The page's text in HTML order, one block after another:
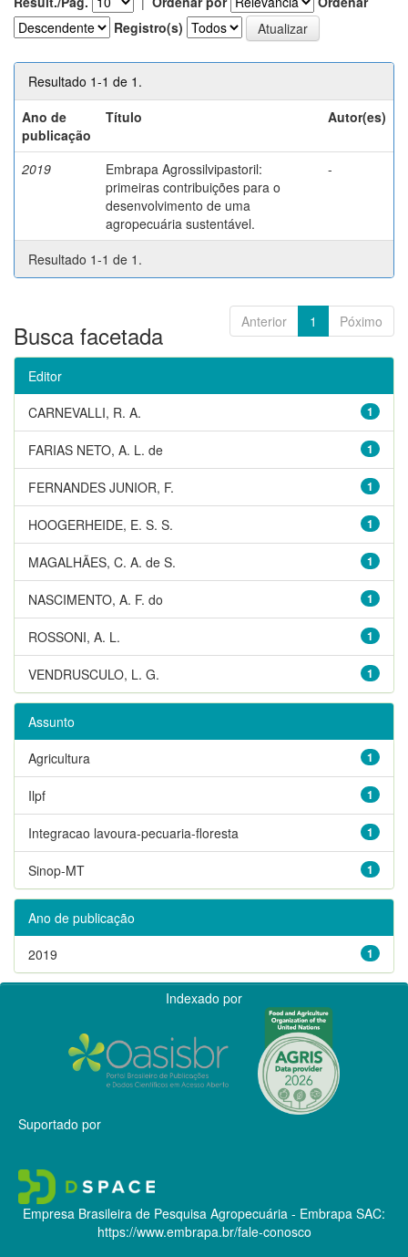
Registro(s)
Resultado 1-1 de 1.
Ano de
publicação
Título Autor(es)
2019
Embrapa Agrossilvipastoril:
primeiras contribuições para o
desenvolvimento de uma
agropecuária sustentável.
-
Resultado 1-1 de 1.
Anterior 1 Póximo
Busca facetada
Editor
1
CARNEVALLI, R. A.
1
FARIAS NETO, A. L. de
1
FERNANDES JUNIOR, F.
1
HOOGERHEIDE, E. S. S.
1
MAGALHÃES, C. A. de S.
1
NASCIMENTO, A. F. do
1
ROSSONI, A. L.
1
VENDRUSCULO, L. G.
Assunto
1
Agricultura
1
Ilpf
1
Integracao lavoura-pecuaria-floresta
1
Sinop-MT
Ano de publicação
1
2019
Indexado por
Suportado por
Empresa Brasileira de Pesquisa Agropecuária - Embrapa SAC:
https://www.embrapa.br/fale-conosco